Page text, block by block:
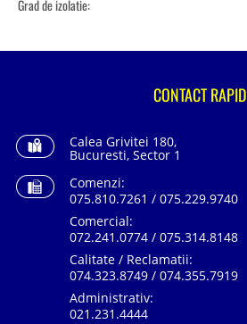
Grad de izolatie:
CONTACT RAPID
Calea Grivitei 180,
Bucuresti, Sector 1
Comenzi:
075.810.7261 / 075.229.9740
Comercial:
072.241.0774 / 075.314.8148
Calitate / Reclamatii:
074.323.8749 / 074.355.7919
Administrativ:
021.231.4444